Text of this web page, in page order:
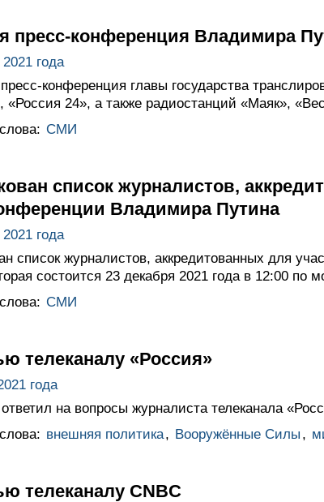
пресс-конференция Владимира
года
конференция главы государства
«Россия 24», а также радиостанций «Маяк»,
СМИ
список журналистов,
Владимира Путина
года
список журналистов, аккредитованных для
состоится 23 декабря 2021 года в 12:00 по
СМИ
телеканалу «Россия»
года
на вопросы журналиста телеканала
внешняя политика, Вооружённые Силы ,
телеканалу CNBC